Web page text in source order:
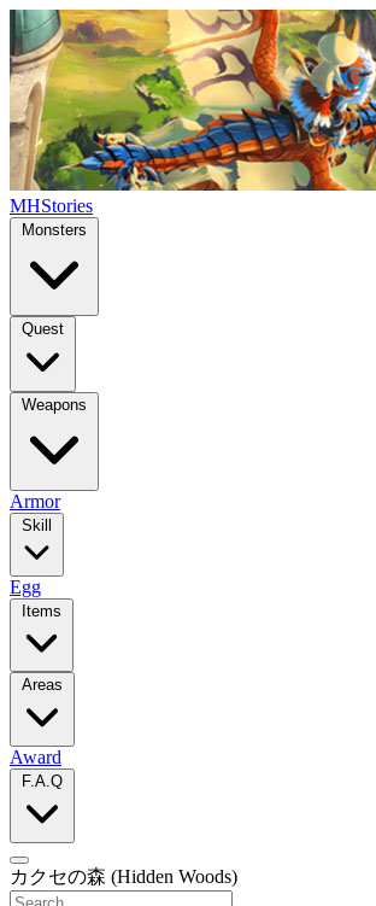
MHStories
Monsters
Quest
Weapons
Armor
Skill
Egg
Items
Areas
Award
F.A.Q
カクセの森 (Hidden Woods)